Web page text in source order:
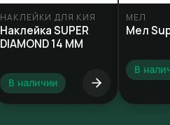
НАКЛЕЙКИ ДЛЯ КИЯ
Наклейка SUPER
DIAMOND 14 MM
В наличии
МЕЛ
Мел
В